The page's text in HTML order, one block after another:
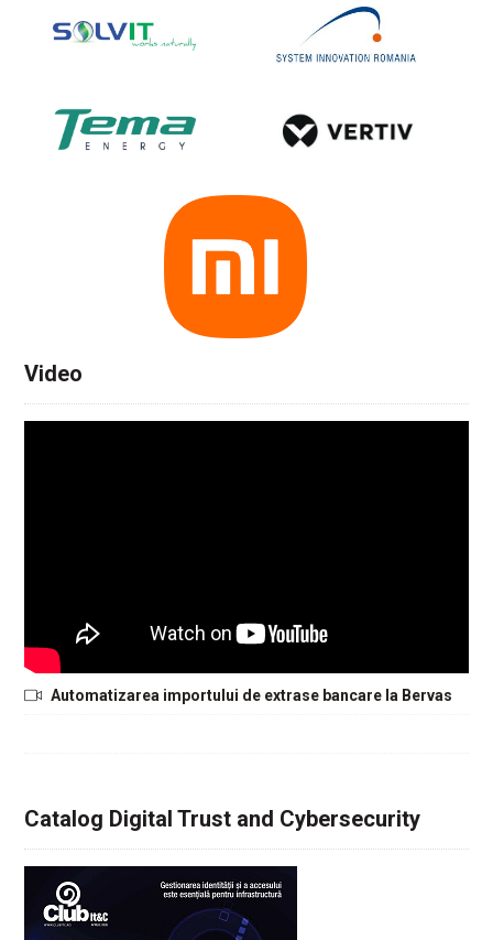
Video
Automatizarea importului de extrase bancare la Bervas
Catalog Digital Trust and Cybersecurity